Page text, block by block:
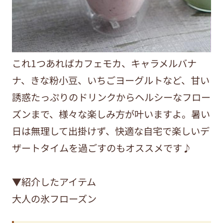
これ1つあればカフェモカ、キャラメルバナ
ナ、きな粉小豆、いちごヨーグルトなど、甘い
誘惑たっぷりのドリンクからヘルシーなフロー
ズンまで、様々な楽しみ方が叶いますよ。暑い
日は無理して出掛けず、快適な自宅で楽しいデ
ザートタイムを過ごすのもオススメです♪
▼紹介したアイテム
大人の氷フローズン